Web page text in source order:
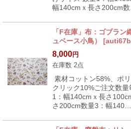
幅140cmｘ長さ200cm数
「F在庫」布：ゴブラ
ュベース小鳥）
[
8,000円
在庫数 2点
素材コットン58%、ポ
クリック10%ご注文数
1：幅140cmｘ長さ
さ200cm数量3：幅140…